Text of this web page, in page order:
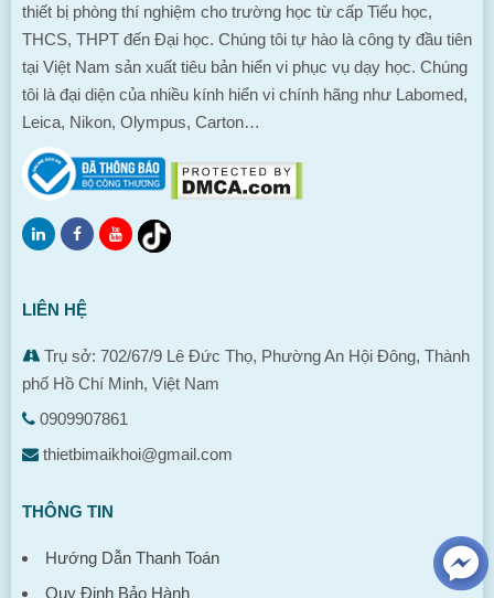
thiết bị phòng thí nghiệm cho trường học từ cấp Tiểu học,
THCS, THPT đến Đại học. Chúng tôi tự hào là công ty đầu tiên
tại Việt Nam sản xuất tiêu bản hiển vi phục vụ dạy học. Chúng
tôi là đại diện của nhiều kính hiển vi chính hãng như Labomed,
Leica, Nikon, Olympus, Carton…
LIÊN HỆ
Trụ sở: 702/67/9 Lê Đức Thọ, Phường An Hội Đông, Thành
phố Hồ Chí Minh, Việt Nam
0909907861
thietbimaikhoi@gmail.com
THÔNG TIN
Hướng Dẫn Thanh Toán
Quy Định Bảo Hành